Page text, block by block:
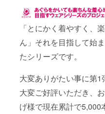
「とにかく着やすく、
ん」それを目指して始
たシリーズです。
大変ありがたい事に第1
大変ご好評いただき、
げ様で現在累計で5,000